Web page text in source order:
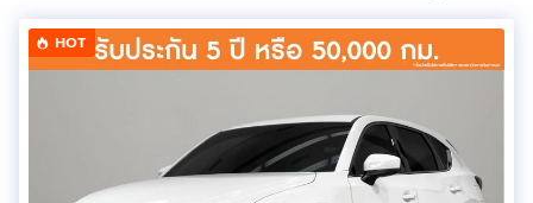
HOT